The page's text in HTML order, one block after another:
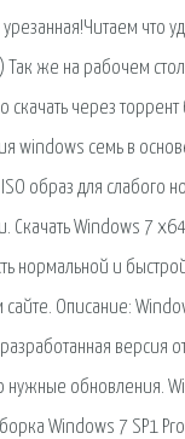
что
Так же на рабочем
через торрент
windows семь в
образ для слабого
Скачать Windows 7
нормальной и
Описание:
версия
нужные обновления.
Windows 7 SP1